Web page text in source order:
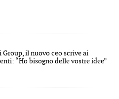
Group, il nuovo ceo scrive ai
“Ho bisogno delle vostre idee”